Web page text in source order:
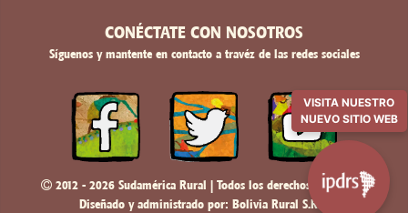
VISITA NUESTRO
NUEVO SITIO WEB
CONÉCTATE CON NOSOTROS
Síguenos y mantente en contacto a travéz de las redes sociales
2012 - 2026 Sudamérica Rural | Todos los derechos reservados
Diseñado y administrado por: Bolivia Rural S.R.L.